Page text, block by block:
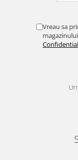
Tavi si forme fursecuri
Ustensile
Vreau sa